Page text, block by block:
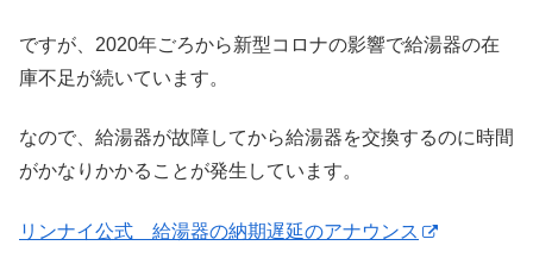
ですが、2020年ごろから新型コロナの影響で給湯器の在
庫不足が続いています。
なので、給湯器が故障してから給湯器を交換するのに時間
がかなりかかることが発生しています。
リンナイ公式 給湯器の納期遅延のアナウンス